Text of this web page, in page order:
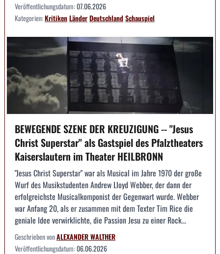
Veröffentlichungsdatum:07.06.2026
Kategorien:KritikenLänderDeutschlandSchauspiel
BEWEGENDE SZENE DER KREUZIGUNG -- "Jesus
Christ Superstar" als Gastspiel des Pfalztheaters
Kaiserslautern im Theater HEILBRONN
"Jesus Christ Superstar" war als Musical im Jahre 1970 der große
Wurf des Musikstudenten Andrew Lloyd Webber, der dann der
erfolgreichste Musicalkomponist der Gegenwart wurde. Webber
war Anfang 20, als er zusammen mit dem Texter Tim Rice die
geniale Idee verwirklichte, die Passion Jesu zu einer Rock...
Geschrieben vonALEXANDER WALTHER
Veröffentlichungsdatum:06.06.2026